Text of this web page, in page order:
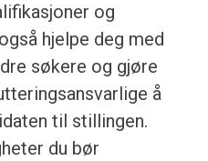
og
hjelpe deg med
søkere og gjøre
å
til stillingen.
du bør